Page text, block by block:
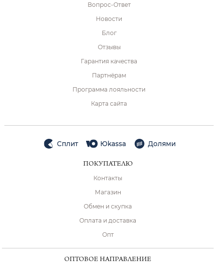
Вопрос-Ответ
Новости
Блог
Отзывы
Гарантия качества
Партнёрам
Программа лояльности
Карта сайта
Сплит Юkassa Долями
ПОКУПАТЕЛЮ
Контакты
Магазин
Обмен и скупка
Оплата и доставка
Опт
ОПТОВОЕ НАПРАВЛЕНИЕ